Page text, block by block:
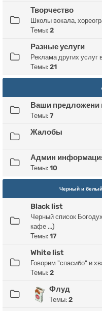
Творчество
Школы вокала,
Темы: 2
Разные услуги
Реклама других услуг
Темы: 21
Ваши предложени
Темы: 7
Жалобы
Админ
Темы: 10
Черный и белый
Black list
Черный список
кафе ...)
Темы: 17
White list
Говорим "спасибо" и
Темы: 2
Флуд
Темы: 2